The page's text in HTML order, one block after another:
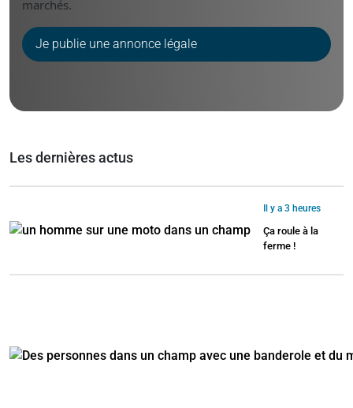
marchés.
Je publie une annonce légale
Les dernières actus
Il y a 3 heures
Ça roule à la
ferme !